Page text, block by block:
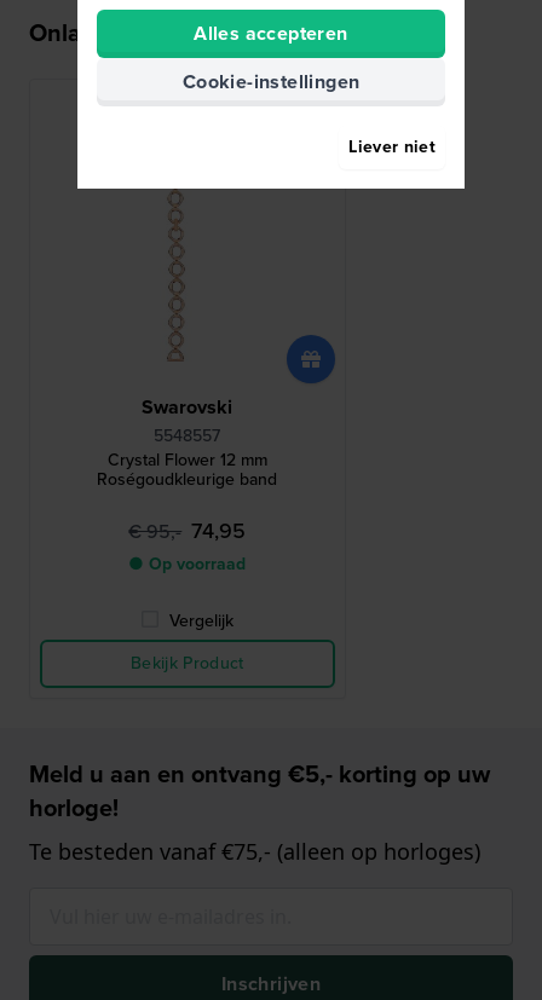
Onlangs bekeken
Swarovski
5548557
Crystal Flower 12 mm
Roségoudkleurige band
€ 95,- 74,95
● Op voorraad
Vergelijk
Bekijk Product
Meld u aan en ontvang €5,- korting op uw
horloge!
Te besteden vanaf €75,- (alleen op horloges)
Inschrijven
Alles accepteren
Cookie-instellingen
Liever niet